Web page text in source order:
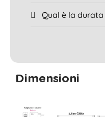
Qual è la
Dimensioni